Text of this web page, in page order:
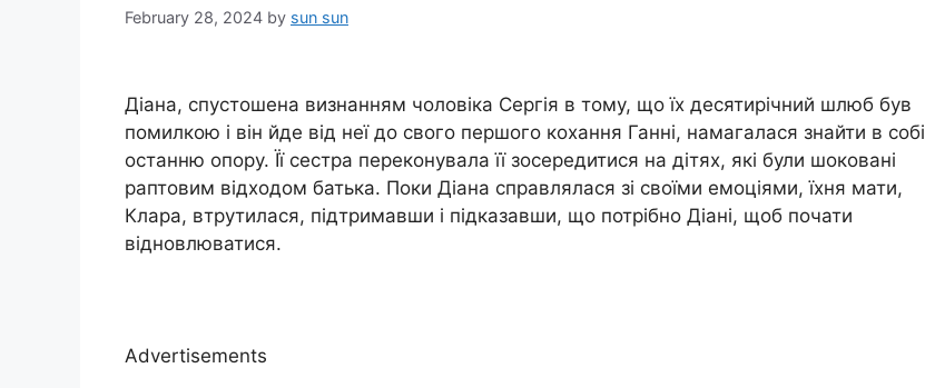
February 28, 2024 by sun sun
Діана, спустошена визнанням чоловіка Сергія в тому, що їх десятирічний шлюб був
помилкою і він йде від неї до свого першого кохання Ганні, намагалася знайти в собі
останню опору. Її сестра переконувала її зосередитися на дітях, які були шоковані
раптовим відходом батька. Поки Діана справлялася зі своїми емоціями, їхня мати,
Клара, втрутилася, підтримавши і підказавши, що потрібно Діані, щоб почати
відновлюватися.
Advertisements